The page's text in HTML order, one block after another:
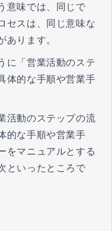
意味では、同じで
セスは、同じ意味な
あります。
に「営業活動のステ
体的な手順や営業手
活動のステップの流
的な手順や営業手
をマニュアルとする
といったところで